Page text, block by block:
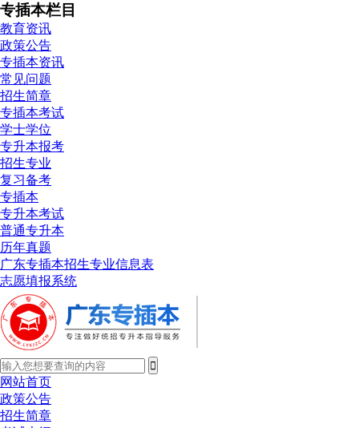
专插本栏目
教育资讯
政策公告
专插本资讯
常见问题
招生简章
专插本考试
学士学位
专升本报考
招生专业
复习备考
专插本
专升本考试
普通专升本
历年真题
广东专插本招生专业信息表
志愿填报系统
网站首页
政策公告
招生简章